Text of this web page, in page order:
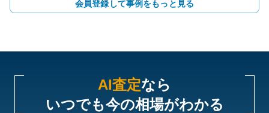
会員登録して事例をもっと見る
AI査定なら
いつでも今の相場がわかる